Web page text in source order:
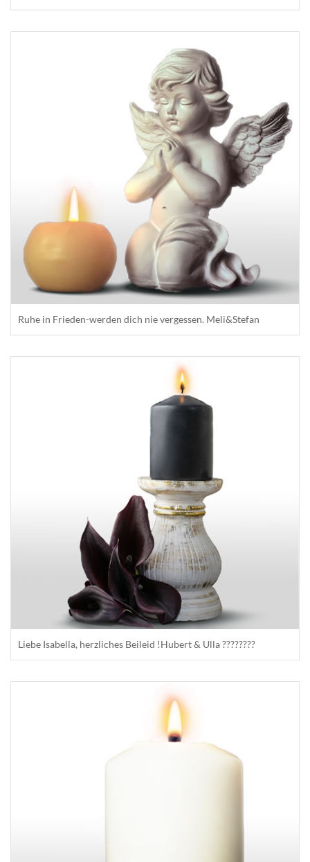
Ruhe in Frieden-werden dich nie vergessen. Meli&Stefan
Liebe Isabella, herzliches Beileid !Hubert & Ulla ????????